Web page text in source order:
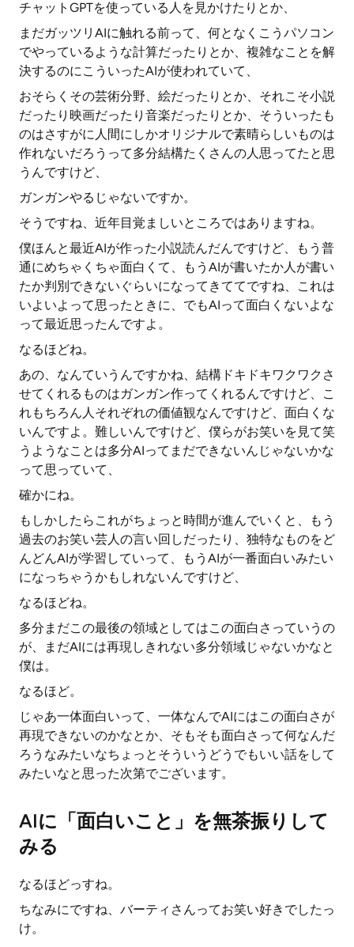
チャットGPTを使っている人を見かけたりとか、
まだガッツリAIに触れる前って、何となくこうパソコン
でやっているような計算だったりとか、複雑なことを解
決するのにこういったAIが使われていて、
おそらくその芸術分野、絵だったりとか、それこそ小説
だったり映画だったり音楽だったりとか、そういったも
のはさすがに人間にしかオリジナルで素晴らしいものは
作れないだろうって多分結構たくさんの人思ってたと思
うんですけど、
ガンガンやるじゃないですか。
そうですね、近年目覚ましいところではありますね。
僕ほんと最近AIが作った小説読んだんですけど、もう普
通にめちゃくちゃ面白くて、もうAIが書いたか人が書い
たか判別できないぐらいになってきててですね、これは
いよいよって思ったときに、でもAIって面白くないよな
って最近思ったんですよ。
なるほどね。
あの、なんていうんですかね、結構ドキドキワクワクさ
せてくれるものはガンガン作ってくれるんですけど、こ
れもちろん人それぞれの価値観なんですけど、面白くな
いんですよ。難しいんですけど、僕らがお笑いを見て笑
うようなことは多分AIってまだできないんじゃないかな
って思っていて、
確かにね。
もしかしたらこれがちょっと時間が進んでいくと、もう
過去のお笑い芸人の言い回しだったり、独特なものをど
んどんAIが学習していって、もうAIが一番面白いみたい
になっちゃうかもしれないんですけど、
なるほどね。
多分まだこの最後の領域としてはこの面白さっていうの
が、まだAIには再現しきれない多分領域じゃないかなと
僕は。
なるほど。
じゃあ一体面白いって、一体なんでAIにはこの面白さが
再現できないのかなとか、そもそも面白さって何なんだ
ろうなみたいなちょっとそういうどうでもいい話をして
みたいなと思った次第でございます。
AIに「面白いこと」を無茶振りして
みる
なるほどっすね。
ちなみにですね、バーティさんってお笑い好きでしたっ
け。